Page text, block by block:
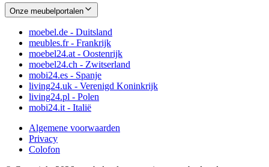
Onze meubelportalen
moebel.de - Duitsland
meubles.fr - Frankrijk
moebel24.at - Oostenrijk
moebel24.ch - Zwitserland
mobi24.es - Spanje
living24.uk - Verenigd Koninkrijk
living24.pl - Polen
mobi24.it - Italië
Algemene voorwaarden
Privacy
Colofon